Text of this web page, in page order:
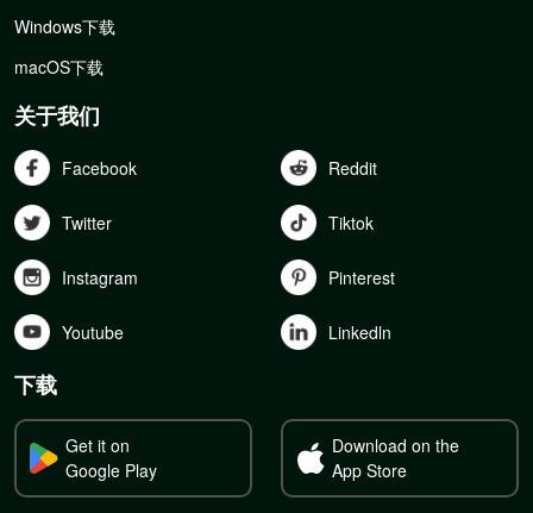
Windows下载
macOS下载
关于我们
Facebook Reddit
Twitter Tiktok
Instagram Pinterest
Youtube Linkedln
下载
Get it on
Google Play
Download on the
App Store